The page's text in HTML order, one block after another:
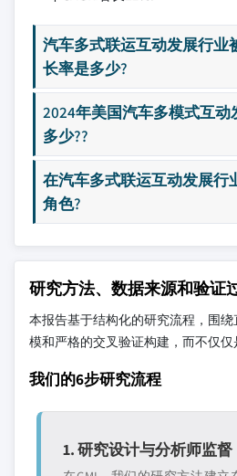
汽车多式联运互动发展行业
长率是多少?
2024年美国汽车多模式互动
多少??
在汽车多式联运互动发展行
角色?
研究方法、数据来源和验证
本报告基于结构化的研究流程，围
模和严格的交叉验证构建，而不仅仅
我们的6步研究流程
1. 研究设计与分析师监督